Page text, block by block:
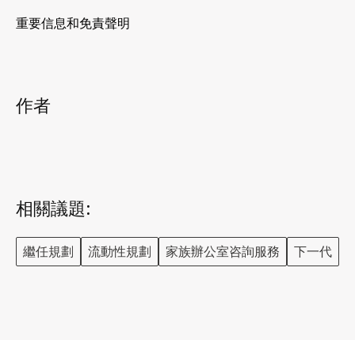
重要信息和免責聲明
作者
相關議題:
繼任規劃 流動性規劃 家族辦公室咨詢服務 下一代